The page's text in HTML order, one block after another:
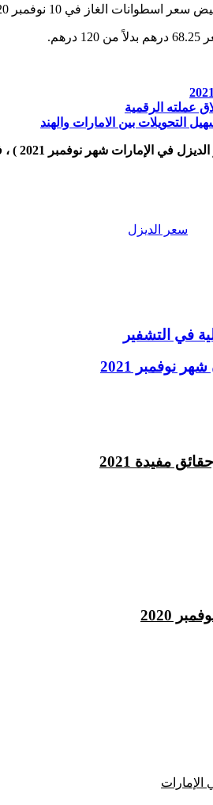
أسطوانة الغاز 25 رطل بسعر 36.75 درهم بدلاً من 60 درهم.
عملته الرقمية
في الإمارات شهر نوفمبر 2021 ) ،
سعر الديزل
في التشفير
2021
مفيدة 2021
2020